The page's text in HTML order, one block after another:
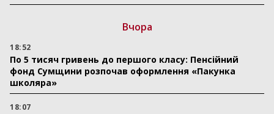
Вчора
18:52
По 5 тисяч гривень до першого класу: Пенсійний
фонд Сумщини розпочав оформлення «Пакунка
школяра»
18:07